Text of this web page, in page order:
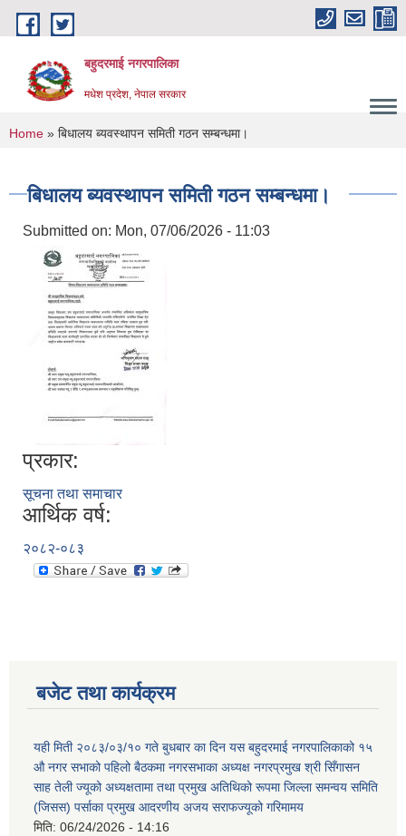
Skip to main content
बहुदरमाई नगरपालिका
मधेश प्रदेश, नेपाल सरकार
You are here
Home » बिधालय ब्यवस्थापन समिती गठन सम्बन्धमा।
बिधालय ब्यवस्थापन समिती गठन सम्बन्धमा।
Submitted on: Mon, 07/06/2026 - 11:03
प्रकार:
सूचना तथा समाचार
आर्थिक वर्ष:
२०८२-०८३
बजेट तथा कार्यक्रम
यही मिती २०८३/०३/१० गते बुधबार का दिन यस बहुदरमाई नगरपालिकाको १५
औ नगर सभाको पहिलो बैठकमा नगरसभाका अध्यक्ष नगरप्रमुख श्री सिँगासन
साह तेली ज्यूको अध्यक्षतामा तथा प्रमुख अतिथिको रूपमा जिल्ला समन्वय समिति
(जिसस) पर्साका प्रमुख आदरणीय अजय सराफज्यूको गरिमामय
मिति: 06/24/2026 - 14:16